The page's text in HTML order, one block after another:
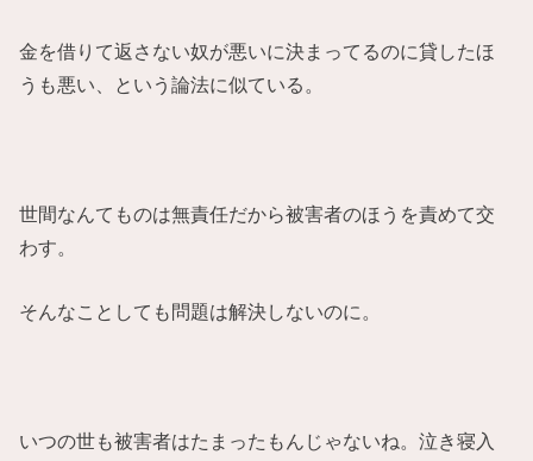
金を借りて返さない奴が悪いに決まってるのに貸したほ
うも悪い、という論法に似ている。
世間なんてものは無責任だから被害者のほうを責めて交
わす。
そんなことしても問題は解決しないのに。
いつの世も被害者はたまったもんじゃないね。泣き寝入